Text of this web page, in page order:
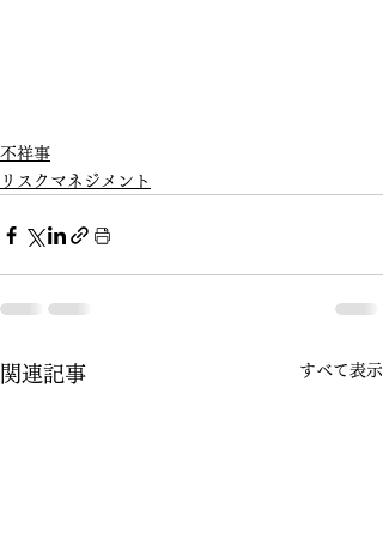
不祥事
リスクマネジメント
関連記事 すべて表示